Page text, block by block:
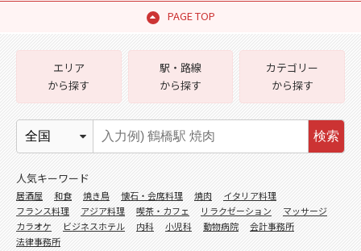
PAGE TOP
エリア
から探す
駅・路線
から探す
カテゴリー
から探す
検索
人気キーワード
居酒屋 和食 焼き鳥 懐石・会席料理 焼肉
イタリア料理
フランス料理
アジア料理 喫茶・カフェ リラクゼーション
マッサージ
カラオケ
ビジネスホテル 内科 小児科 動物病院
会計事務所
法律事務所